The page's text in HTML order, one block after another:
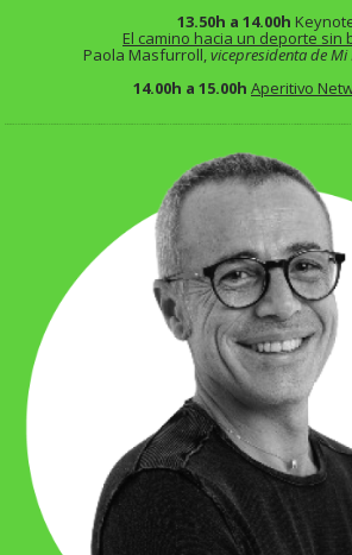
13.50h a 14.00h
El camino hacia un deporte sin
Paola Masfurroll, vicepresidenta de Mi
14.00h a 15.00h Aperitivo